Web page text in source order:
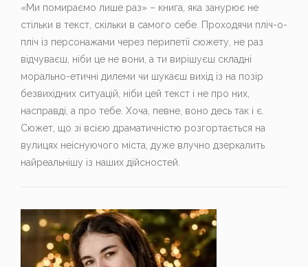
«Ми помираємо лише раз» – книга, яка занурює не
стільки в текст, скільки в самого себе. Проходячи пліч-о-
пліч із персонажами через перипетії сюжету, не раз
відчуваєш, ніби це не вони, а ти вирішуєш складні
морально-етичні дилеми чи шукаєш вихід із на позір
безвихідних ситуацій, ніби цей текст і не про них,
насправді, а про тебе. Хоча, певне, воно десь так і є.
Сюжет, що зі всією драматичністю розгортається на
вулицях неіснуючого міста, дуже влучно дзеркалить
найреальнішу із наших дійсностей.